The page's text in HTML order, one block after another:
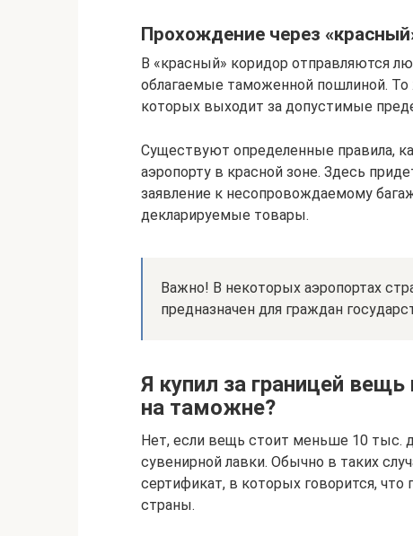
Прохождение через
В «красный» коридор отправляются
облагаемые таможенной пошлиной.
которых выходит за допустимые
Существуют определенные правила,
аэропорту в красной зоне. Здесь
заявление к несопровождаемому
декларируемые товары.
Важно! В некоторых аэропортах
предназначен для граждан
Я купил за границей
на таможне?
Нет, если вещь стоит меньше 10 тыс.
сувенирной лавки. Обычно в таких
сертификат, в которых говорится,
страны.